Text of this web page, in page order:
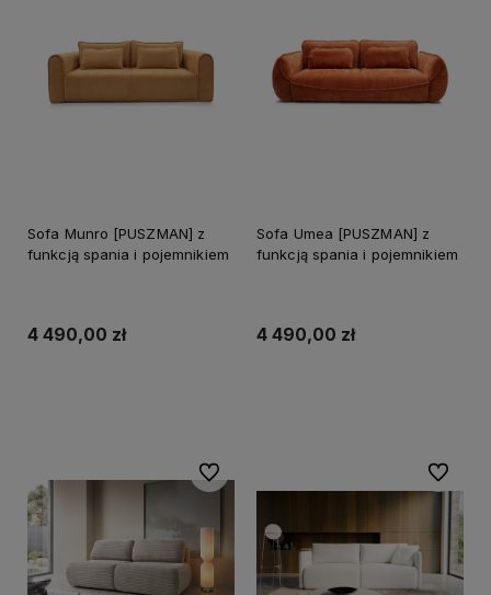
Sofa Munro [PUSZMAN] z
funkcją spania i pojemnikiem
4 490,00 zł
Sofa Umea [PUSZMAN] z
funkcją spania i pojemnikiem
4 490,00 zł
Do ulubionych Do